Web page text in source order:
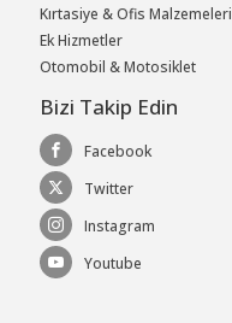
Kırtasiye & Ofis Malzemeleri
Ek Hizmetler
Otomobil & Motosiklet
Bizi Takip Edin
Facebook
Twitter
Instagram
Youtube